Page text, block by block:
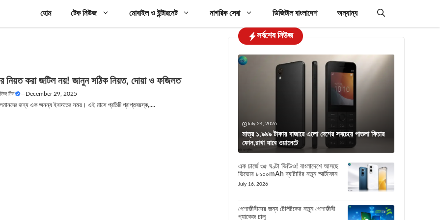
হোম টেক নিউজ মোবাইল ও ইন্টারনেট নাগরিক সেবা ডিজিটাল বাংলাদেশ অন্যান্য
নিয়ত করা জটিল নয়! জানুন সঠিক নিয়ত, দোয়া ও ফজিলত
টিম —December 29, 2025
জন্য এক অনন্য ইবাদতের সময়। এই মাসে প্রতিটি প্রাপ্তবয়স্ক,....
সর্বশেষ নিউজ
July 24, 2026
মাত্র ১,৯৯৯ টাকায় বাজারে এলো দেশের সবচেয়ে পাতলা ফিচার
ফোন,রাখা যাবে ওয়ালেটে
এক চার্জে ৩৫ ঘণ্টা ভিডিও! বাংলাদেশে আসছে
ভিভোর ৮১০০mAh ব্যাটারির নতুন স্মার্টফোন
July 16, 2026
পেশাজীবীদের জন্য টেলিটকের নতুন পেশাজীবী
প্যাকেজ চালু